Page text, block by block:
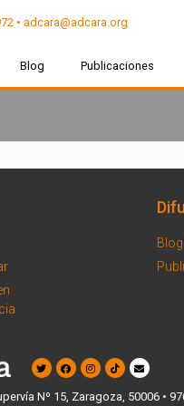
• adcara@adcara.org
Blog Publicaciones
Nº 15, Zaragoza, 50006 •